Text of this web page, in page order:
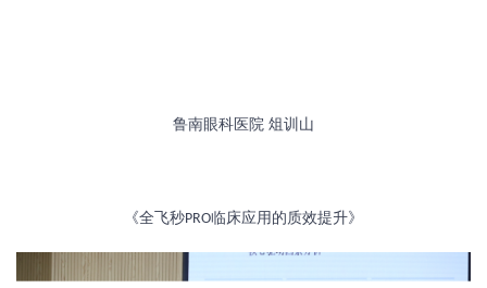
鲁南眼科医院 俎训山
《全飞秒PRO临床应用的质效提升》